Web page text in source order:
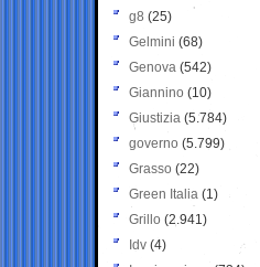
g8 (25)
Gelmini (68)
Genova (542)
Giannino (10)
Giustizia (5.784)
governo (5.799)
Grasso (22)
Green Italia (1)
Grillo (2.941)
Idv (4)